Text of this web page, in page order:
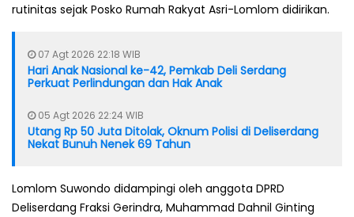
rutinitas sejak Posko Rumah Rakyat Asri-Lomlom didirikan.
07 Agt 2026 22:18 WIB
Hari Anak Nasional ke-42, Pemkab Deli Serdang
Perkuat Perlindungan dan Hak Anak
05 Agt 2026 22:24 WIB
Utang Rp 50 Juta Ditolak, Oknum Polisi di Deliserdang
Nekat Bunuh Nenek 69 Tahun
Lomlom Suwondo didampingi oleh anggota DPRD
Deliserdang Fraksi Gerindra, Muhammad Dahnil Ginting